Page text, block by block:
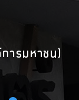
ารมหาชน)